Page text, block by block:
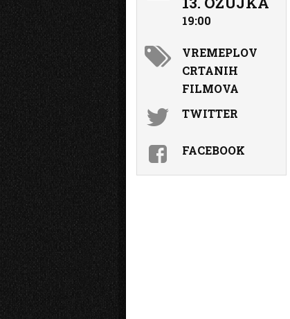
19:00
VREMEPLOV
CRTANIH
FILMOVA
TWITTER
FACEBOOK